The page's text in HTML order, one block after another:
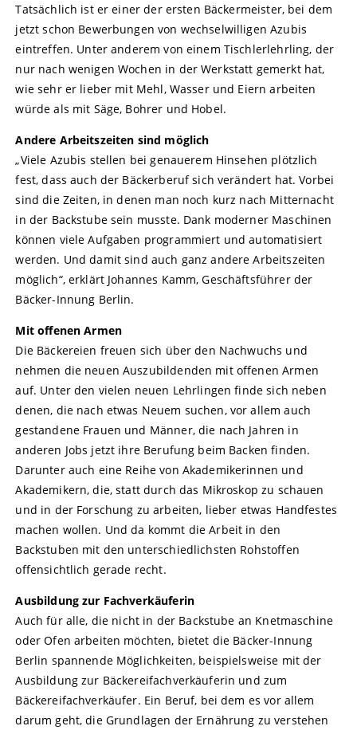
Tatsächlich ist er einer der ersten Bäckermeister, bei dem
jetzt schon Bewerbungen von wechselwilligen Azubis
eintreffen. Unter anderem von einem Tischlerlehrling, der
nur nach wenigen Wochen in der Werkstatt gemerkt hat,
wie sehr er lieber mit Mehl, Wasser und Eiern arbeiten
würde als mit Säge, Bohrer und Hobel.
Andere Arbeitszeiten sind möglich
„Viele Azubis stellen bei genauerem Hinsehen plötzlich
fest, dass auch der Bäckerberuf sich verändert hat. Vorbei
sind die Zeiten, in denen man noch kurz nach Mitternacht
in der Backstube sein musste. Dank moderner Maschinen
können viele Aufgaben programmiert und automatisiert
werden. Und damit sind auch ganz andere Arbeitszeiten
möglich“, erklärt Johannes Kamm, Geschäftsführer der
Bäcker-Innung Berlin.
Mit offenen Armen
Die Bäckereien freuen sich über den Nachwuchs und
nehmen die neuen Auszubildenden mit offenen Armen
auf. Unter den vielen neuen Lehrlingen finde sich neben
denen, die nach etwas Neuem suchen, vor allem auch
gestandene Frauen und Männer, die nach Jahren in
anderen Jobs jetzt ihre Berufung beim Backen finden.
Darunter auch eine Reihe von Akademikerinnen und
Akademikern, die, statt durch das Mikroskop zu schauen
und in der Forschung zu arbeiten, lieber etwas Handfestes
machen wollen. Und da kommt die Arbeit in den
Backstuben mit den unterschiedlichsten Rohstoffen
offensichtlich gerade recht.
Ausbildung zur Fachverkäuferin
Auch für alle, die nicht in der Backstube an Knetmaschine
oder Ofen arbeiten möchten, bietet die Bäcker-Innung
Berlin spannende Möglichkeiten, beispielsweise mit der
Ausbildung zur Bäckereifachverkäuferin und zum
Bäckereifachverkäufer. Ein Beruf, bei dem es vor allem
darum geht, die Grundlagen der Ernährung zu verstehen